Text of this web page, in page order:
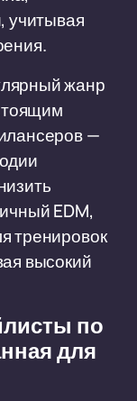
учитывая
жанр
—
EDM,
тренировок
высокий
по
для